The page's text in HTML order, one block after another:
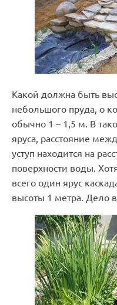
Какой должна быть
небольшого пруда, о
обычно 1 – 1,5 м. В
яруса, расстояние
уступ находится на
поверхности воды.
всего один ярус
высоты 1 метра. Дело